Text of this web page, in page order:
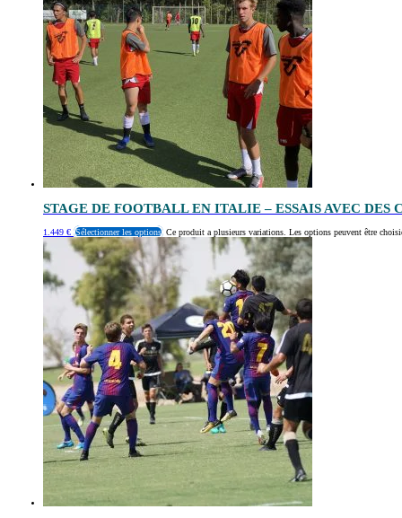
STAGE DE FOOTBALL EN ITALIE – ESSAIS AVEC DES
1.449 € Sélectionner les options Ce produit a plusieurs variations. Les options peuvent être